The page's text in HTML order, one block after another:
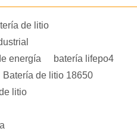
de litio
energía
batería lifepo4
Batería de litio 18650
litio